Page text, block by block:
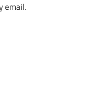
email.